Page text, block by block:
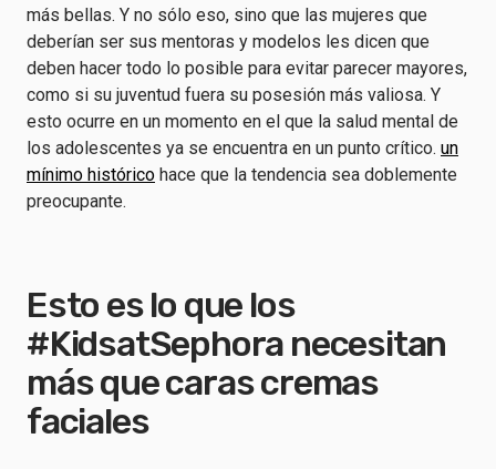
más bellas. Y no sólo eso, sino que las mujeres que
deberían ser sus mentoras y modelos les dicen que
deben hacer todo lo posible para evitar parecer mayores,
como si su juventud fuera su posesión más valiosa. Y
esto ocurre en un momento en el que la salud mental de
los adolescentes ya se encuentra en un punto crítico. un
mínimo histórico hace que la tendencia sea doblemente
preocupante.
Esto es lo que los
#KidsatSephora necesitan
más que caras cremas
faciales